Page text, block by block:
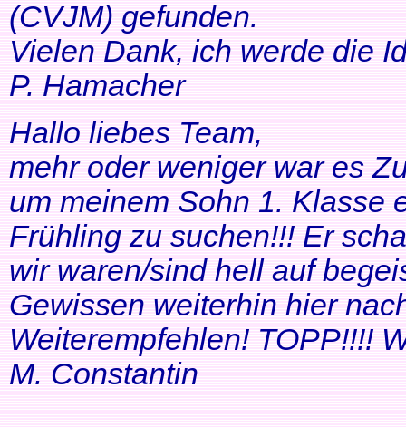
(CVJM) gefunden.
Vielen Dank, ich werde die
P. Hamacher
Hallo liebes Team,
mehr oder weniger war es
um meinem Sohn 1. Klasse
Frühling zu suchen!!! Er
wir waren/sind hell auf
Gewissen weiterhin hier
Weiterempfehlen! TOPP!!!!
M. Constantin